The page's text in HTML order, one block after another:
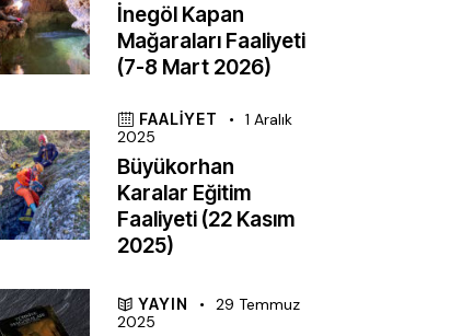
İnegöl Kapan
Mağaraları Faaliyeti
(7-8 Mart 2026)
FAALIYET
1 Aralık
2025
Büyükorhan
Karalar Eğitim
Faaliyeti (22 Kasım
2025)
YAYIN
29 Temmuz
2025